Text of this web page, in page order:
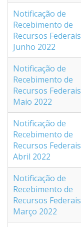
Notificação de
Recebimento de
Recursos Federais
Junho 2022
Notificação de
Recebimento de
Recursos Federais
Maio 2022
Notificação de
Recebimento de
Recursos Federais
Abril 2022
Notificação de
Recebimento de
Recursos Federais
Março 2022